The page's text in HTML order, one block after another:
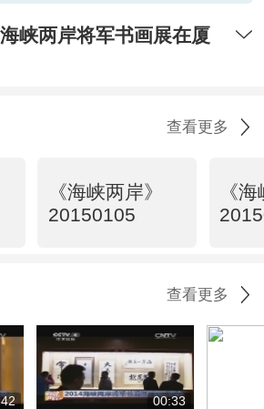
峡两岸将军书画展在厦
查看更多
《海峡两岸》
20150105
《
查看更多
00:33